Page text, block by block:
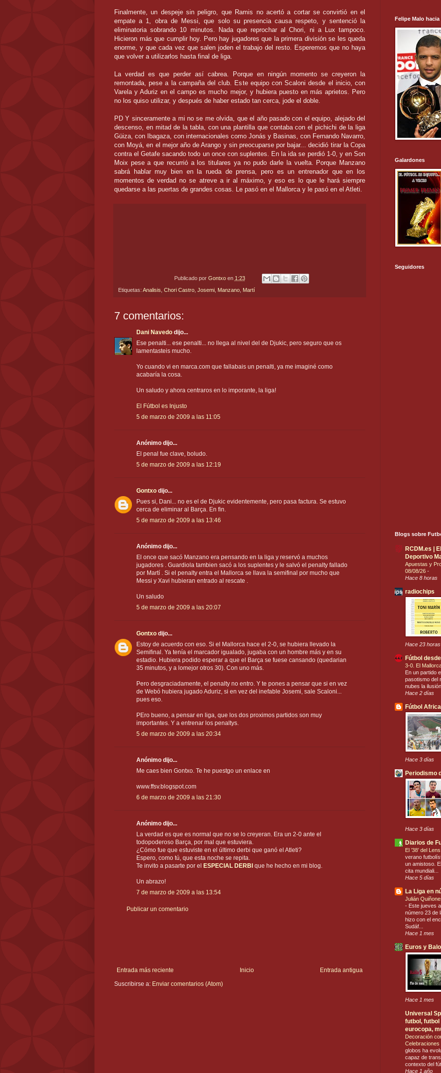
Finalmente, un despeje sin peligro, que Ramis no acertó a cortar seconvirtió en el
empate a 1, obra de Messi , que solo su presencia causa respeto, y sentenció la
eliminatoria sobrando 10 minutos. Nada que reprochar alChori , ni a Lux tampoco.
Hicieron más que cumplir hoy. Pero hay jugadores que la primera división se les queda
enorme, y que cada vez que salen joden el trabajo del resto. Esperemos que no haya
que volver a utilizarlos hasta final de liga.
La verdad es que perder así cabrea. Porque en ningún momento se creyeron la
remontada, pese a la campaña del club. Este equipo conScaloni desde el inicio, con
Varela yAduriz en el campo es mucho mejor, y hubiera puesto en más aprietos. Pero
no los quiso utilizar, y después de haber estado tan cerca, jode el doble.
PD Y sinceramente a mi no se me olvida, que el año pasado con el equipo, alejado del
descenso, en mitad de la tabla, con una plantilla que contaba con el pichichi de la liga
Güiza , con Ibagaza , con internacionales como Jonás y Basinas , con Fernando Navarro,
con Moyá , en el mejor añodeArango y sin preocuparse por bajar... decidió tirar la Copa
contra elGetafe sacando todo un once con suplentes. En la ida se perdió 1-0, y en Son
Moix pese a que recurrió a los titulares ya no pudo darle la vuelta. Porque Manzano
sabrá hablar muy bien en la rueda de prensa, pero es un entrenador que en los
momentos de verdad no se atreve a ir al máximo, y eso es lo que le hará siempre
quedarse a las puertas de grandes cosas. Le pasó en el Mallorca y le pasó en el Atleti
Publicado por Gontxo en 1:23
Etiquetas: Analisis Chori Castro Josemi Manzano Martí
7 comentarios:
Dani Navedo dijo...
Ese penalti... ese penalti... no llega al nivel del de Djukic, pero seguro que os
lamentasteis mucho.
Yo cuando vi en marca.com que fallabais un penalti, ya me imaginé como
acabaría la cosa.
Un saludo y ahora centraros en lo imporante, la liga!
El Fútbol es Injusto
5 de marzo de 2009 a las 11:05
Anónimo dijo...
El penal fue clave, boludo.
5 de marzo de 2009 a las 12:19
Gontxo dijo...
Pues si, Dani... no es el de Djukic evidentemente, pero pasa factura. Se estuvo
cerca de eliminar al Barça. En fin.
5 de marzo de 2009 a las 13:46
Anónimo dijo...
El once que sacó Manzano era pensando en la liga y reservó a muchos
jugadores . Guardiola tambien sacó a los suplentes y le salvó el penalty fallado
por Martí . Si el penalty entra el Mallorca se llava la semifinal por mucho que
Messi y Xavi hubieran entrado al rescate .
Un saludo
5 de marzo de 2009 a las 20:07
Gontxo dijo...
Estoy de acuerdo con eso. Si el Mallorca hace el 2-0, se hubiera llevado la
Semifinal. Ya tenía el marcador igualado, jugaba con un hombre más y en su
estadio. Hubiera podido esperar a que el Barça se fuese cansando (quedarian
35 minutos, y a lomejor otros 30). Con uno más.
Pero desgraciadamente, el penalty no entro. Y te pones a pensar que si en vez
de Webó hubiera jugado Aduriz, si en vez del inefable Josemi, sale Scaloni...
pues eso.
PEro bueno, a pensar en liga, que los dos proximos partidos son muy
importantes. Y a entrenar los penaltys.
5 de marzo de 2009 a las 20:34
Anónimo dijo...
Me caes bien Gontxo. Te he puestgo un enlace en
www.ffsv.blogspot.com
6 de marzo de 2009 a las 21:30
Anónimo dijo...
La verdad es que es normal que no se lo creyeran. Era un 2-0 ante el
todopoderoso Barça, por mal que estuviera.
¿Cómo fue que estuviste en el último derbi que ganó el Atleti?
Espero, como tú, que esta noche se repita.
Te invito a pasarte por el
ESPECIAL DERBI que he hecho en mi blog.
Un abrazo!
7 de marzo de 2009 a las 13:54
Publicar un comentario
Entrada más reciente Entrada antigua
Inicio
Suscribirse a: Enviar comentarios (Atom)
Felipe Malo
Galardones
Seguidores
Blogs sobre
RCDM.es |
Deportivo
Apuestas y
08/08/26 -
Hace 8 horas
radiochips
Hace 23 horas
Fútbol
3-0. El
En un partido
pasotismo del
nubes la
Hace 2 días
Fútbol
Hace 3 días
Periodismo
Hace 3 días
Diarios de
El ’38’ del
verano
un amistoso.
cita mundiali...
Hace 5 días
La Liga en
Julián
- Este jueves
número 23 de
hizo con el
Sudáf...
Hace 1 mes
Euros y
Hace 1 mes
Universal
futbol, futbol
eurocopa,
Decoración
globos ha
capaz de
contexto del
Hace 1 año